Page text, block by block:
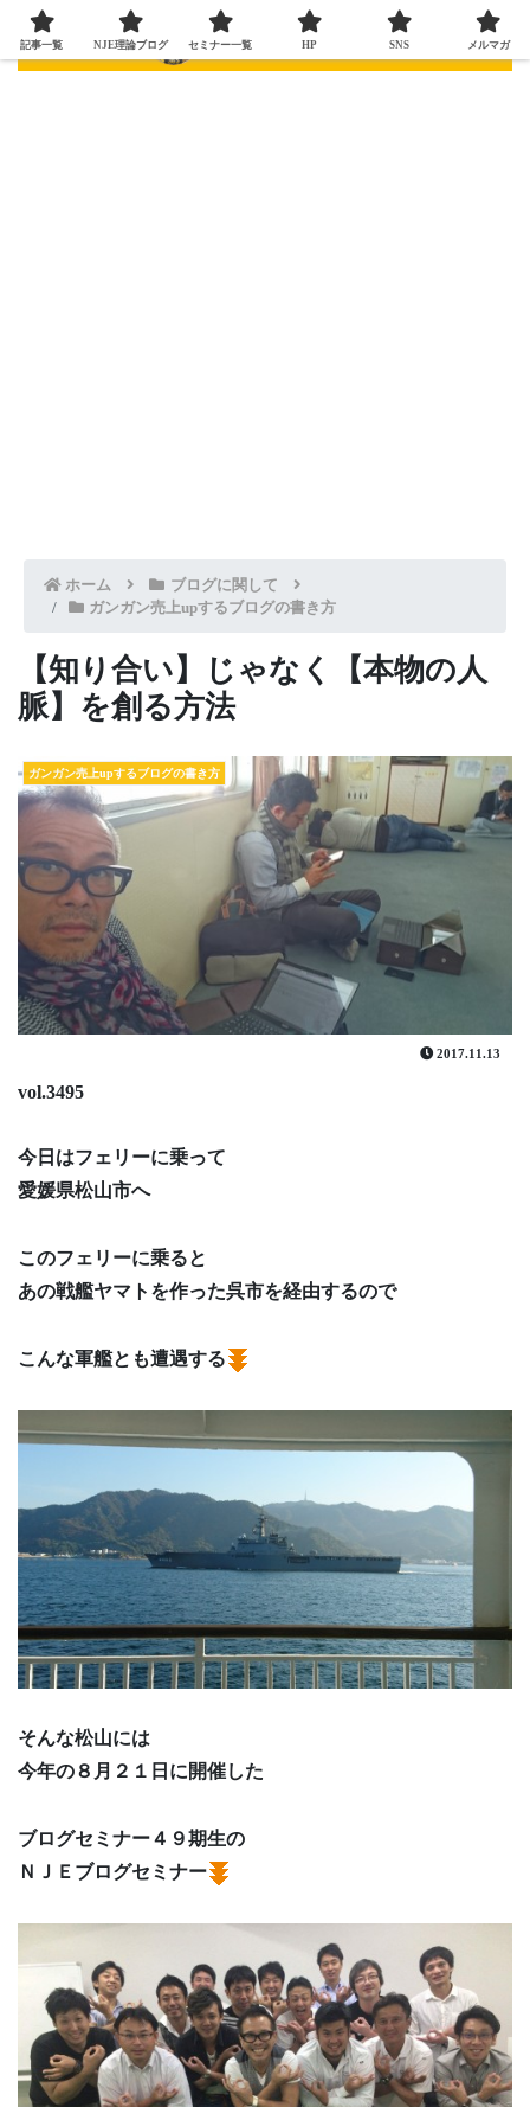
ホーム
ブログに関して
ガンガン売上upするブログの書き方
【知り合い】じゃなく【本物の人
脈】を創る方法
ガンガン売上upするブログの書き方
2017.11.13
vol.3495
今日はフェリーに乗って
愛媛県松山市へ
このフェリーに乗ると
あの戦艦ヤマトを作った呉市を経由するので
こんな軍艦とも遭遇する
そんな松山には
今年の８月２１日に開催した
ブログセミナー４９期生の
ＮＪＥブログセミナー
記事一覧 NJE理論ブログ セミナー一覧 HP SNS メルマガ